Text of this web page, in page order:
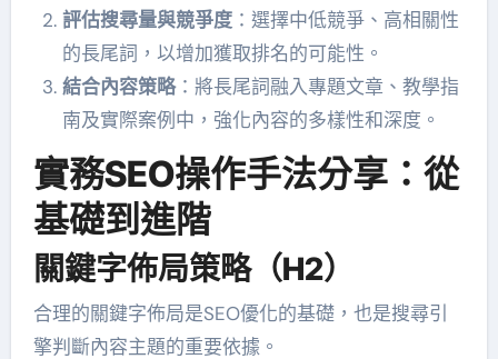
評估搜尋量與競爭度：選擇中低競爭、高相關性
的長尾詞，以增加獲取排名的可能性。
結合內容策略：將長尾詞融入專題文章、教學指
南及實際案例中，強化內容的多樣性和深度。
實務SEO操作手法分享：從
基礎到進階
關鍵字佈局策略（H2）
合理的關鍵字佈局是SEO優化的基礎，也是搜尋引
擎判斷內容主題的重要依據。